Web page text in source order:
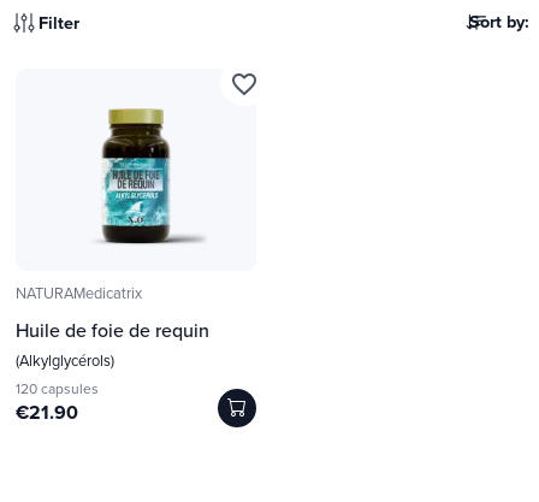
Filter Sort by:
NATURAMedicatrix
Huile de foie de requin
(Alkylglycérols)
120 capsules
€21.90
favorite_border